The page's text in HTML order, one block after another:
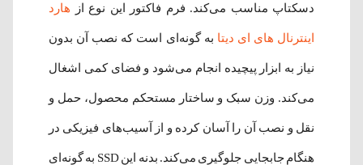
دسکتاپ مناسب می‌کند. فرم فاکتور این نوع از هارد
اینترنال های ای دیتا به گونه‌ای است که نصب آن بدون
نیاز به ابزار پیچیده انجام می‌شود و فضای کمی اشغال
می‌کند. وزن سبک و ساختار مستحکم محصول، حمل و
نقل و نصب آن را آسان کرده و از آسیب‌های فیزیکی در
هنگام جابجایی جلوگیری می‌کند. بدنه این SSD به گونه‌ای